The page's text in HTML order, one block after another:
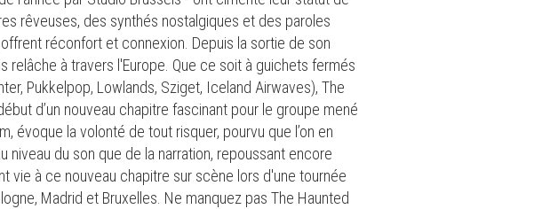
rêveuses, des synthés nostalgiques et des paroles
réconfort et connexion. Depuis la sortie de son
relâche à travers l'Europe. Que ce soit à guichets fermés
Pukkelpop, Lowlands, Sziget, Iceland Airwaves), The
d’un nouveau chapitre fascinant pour le groupe mené
évoque la volonté de tout risquer, pourvu que l’on en
niveau du son que de la narration, repoussant encore
vie à ce nouveau chapitre sur scène lors d'une tournée
Madrid et Bruxelles. Ne manquez pas The Haunted